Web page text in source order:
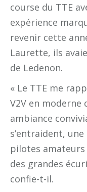
course du TTE
expérience
revenir cette
Laurette, ils
de Ledenon.
« Le TTE me
V2V en moderne
ambiance
s’entraident,
pilotes amateurs
des grandes
confie-t-il.